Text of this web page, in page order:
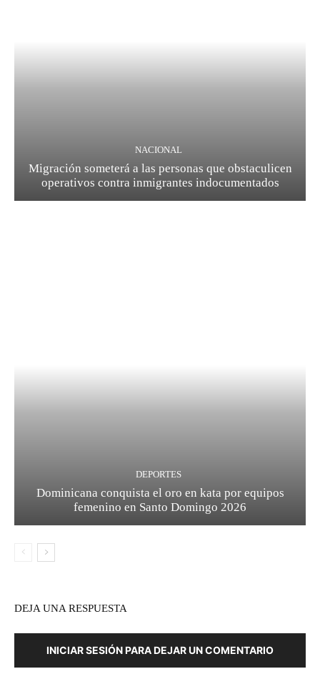
NACIONAL
Migración someterá a las personas que obstaculicen
operativos contra inmigrantes indocumentados
DEPORTES
Dominicana conquista el oro en kata por equipos
femenino en Santo Domingo 2026
DEJA UNA RESPUESTA
INICIAR SESIÓN PARA DEJAR UN COMENTARIO